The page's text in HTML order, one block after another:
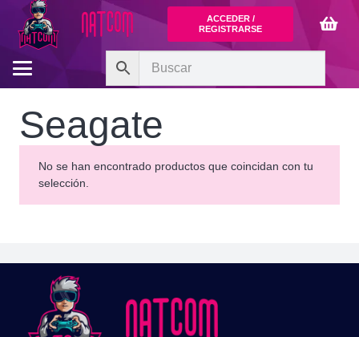
ACCEDER /
REGISTRARSE
Seagate
No se han encontrado productos que coincidan con tu
selección.